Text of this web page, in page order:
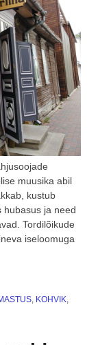
muusika abil
kustub
hubasus ja need
Tordilõikude
iseloomuga
, KOHVIK